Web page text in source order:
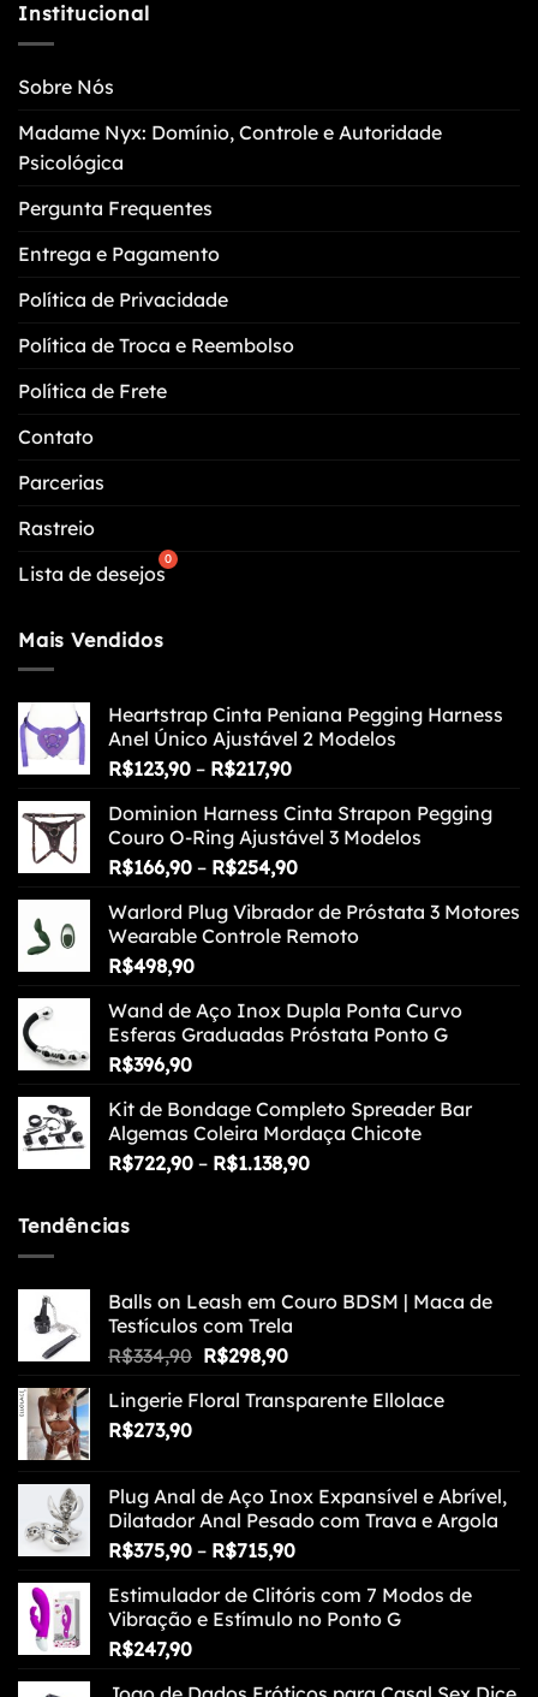
As
opções
ser
na
página
produto
Institucional
Sobre Nós
Madame Nyx: Domínio, Controle e Autoridade
Psicológica
Pergunta Frequentes
Entrega e Pagamento
Política de Privacidade
Política de Troca e Reembolso
Política de Frete
Contato
Parcerias
Rastreio
Lista de desejos
Mais Vendidos
Heartstrap Cinta Peniana Pegging Harness
Anel Único Ajustável 2 Modelos
R$123,90 – R$217,90Faixa
preço:
R$123,90
através
Dominion Harness Cinta Strapon Pegging
Couro O-Ring Ajustável 3 Modelos
R$166,90 – R$254,90Faixa
preço:
R$166,90
Warlord Plug Vibrador de Próstata 3 Motores
Wearable Controle Remoto
R$498,90
Wand de Aço Inox Dupla Ponta Curvo
Esferas Graduadas Próstata Ponto G
R$396,90
Kit de Bondage Completo Spreader Bar
Algemas Coleira Mordaça Chicote
R$722,90 – R$1.138,90Faixa
R$1.138,90
Tendências
Balls on Leash em Couro BDSM | Maca de
Testículos com Trela
R$334,90 O
original
R$298,90O
atual
Lingerie Floral Transparente Ellolace
R$273,90
Plug Anal de Aço Inox Expansível e Abrível,
Dilatador Anal Pesado com Trava e Argola
R$375,90 – R$715,90Faixa
preço:
R$375,90
Estimulador de Clitóris com 7 Modos de
Vibração e Estímulo no Ponto G
R$247,90